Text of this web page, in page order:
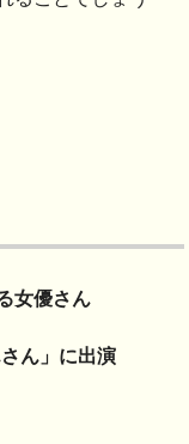
女優さん
ん」に出演